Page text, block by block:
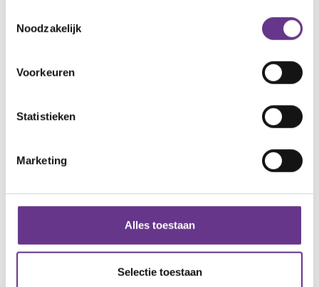
Noodzakelijk
Voorkeuren
Statistieken
Marketing
Alles toestaan
Selectie toestaan
aan de redactie, geef likes en praat mee over de
Artikel delen:
Facebook
Twitter LinkedIn